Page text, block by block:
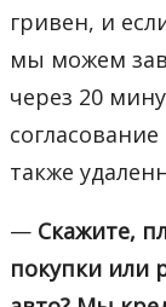
гривен, и
мы можем
через 20
также
— Скажите,
покупки или